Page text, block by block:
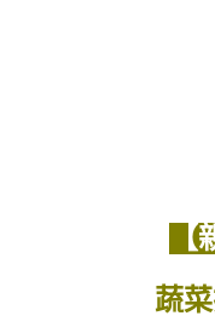
【
蔬